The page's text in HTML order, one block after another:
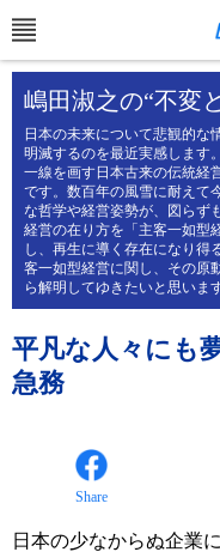
嶋田淑之の“不変
日本の未来について悲観的な
明滅するのを最近実感します
一線を画す日本古来の伝統経
です。数百年の風雪に耐えて
な哲学や経営姿勢が、図ら
経営の在り方を「主客一如型
し、再生に導く存在になり得
客一如型経営に関し、その原
ら解明してゆきたいと思います
平凡な人々にも
急務
Share
日本の少なからぬ企業